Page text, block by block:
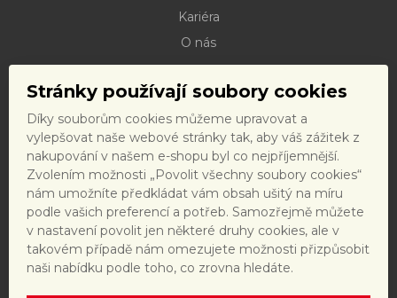
Stránky používají soubory cookies
Díky souborům cookies můžeme upravovat a
vylepšovat naše webové stránky tak, aby váš zážitek z
nakupování v našem e-shopu byl co nejpříjemnější.
Zvolením možnosti „Povolit všechny soubory cookies“
nám umožníte předkládat vám obsah ušitý na míru
podle vašich preferencí a potřeb. Samozřejmě můžete
v nastavení povolit jen některé druhy cookies, ale v
takovém případě nám omezujete možnosti přizpůsobit
naši nabídku podle toho, co zrovna hledáte.
Kariéra
O nás
Dokumenty ke stažení
Doprava
Reklamační řád
Reklamační formulář
Obchodní podmínky a právní předpisy
Ochrana dat
Nastavení cookies